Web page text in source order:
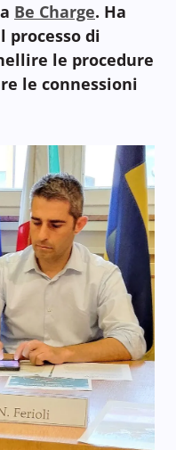
Be Charge. Ha
processo di
le procedure
le connessioni